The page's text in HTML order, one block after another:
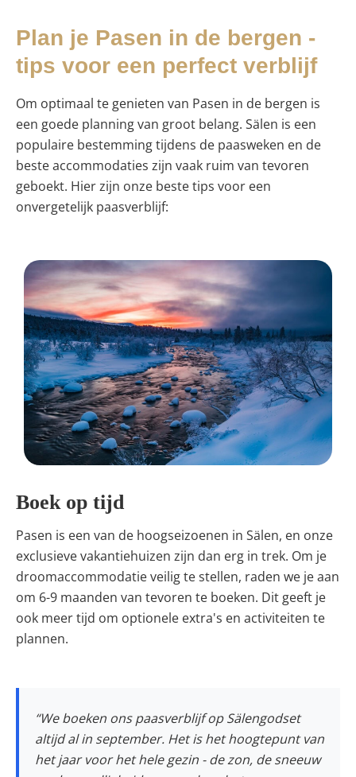
Plan je Pasen in de bergen -
tips voor een perfect verblijf
Om optimaal te genieten van Pasen in de bergen is
een goede planning van groot belang. Sälen is een
populaire bestemming tijdens de paasweken en de
beste accommodaties zijn vaak ruim van tevoren
geboekt. Hier zijn onze beste tips voor een
onvergetelijk paasverblijf:
Boek op tijd
Pasen is een van de hoogseizoenen in Sälen, en onze
exclusieve vakantiehuizen zijn dan erg in trek. Om je
droomaccommodatie veilig te stellen, raden we je aan
om 6-9 maanden van tevoren te boeken. Dit geeft je
ook meer tijd om optionele extra's en activiteiten te
plannen.
“We boeken ons paasverblijf op Sälengodset
altijd al in september. Het is het hoogtepunt van
het jaar voor het hele gezin - de zon, de sneeuw